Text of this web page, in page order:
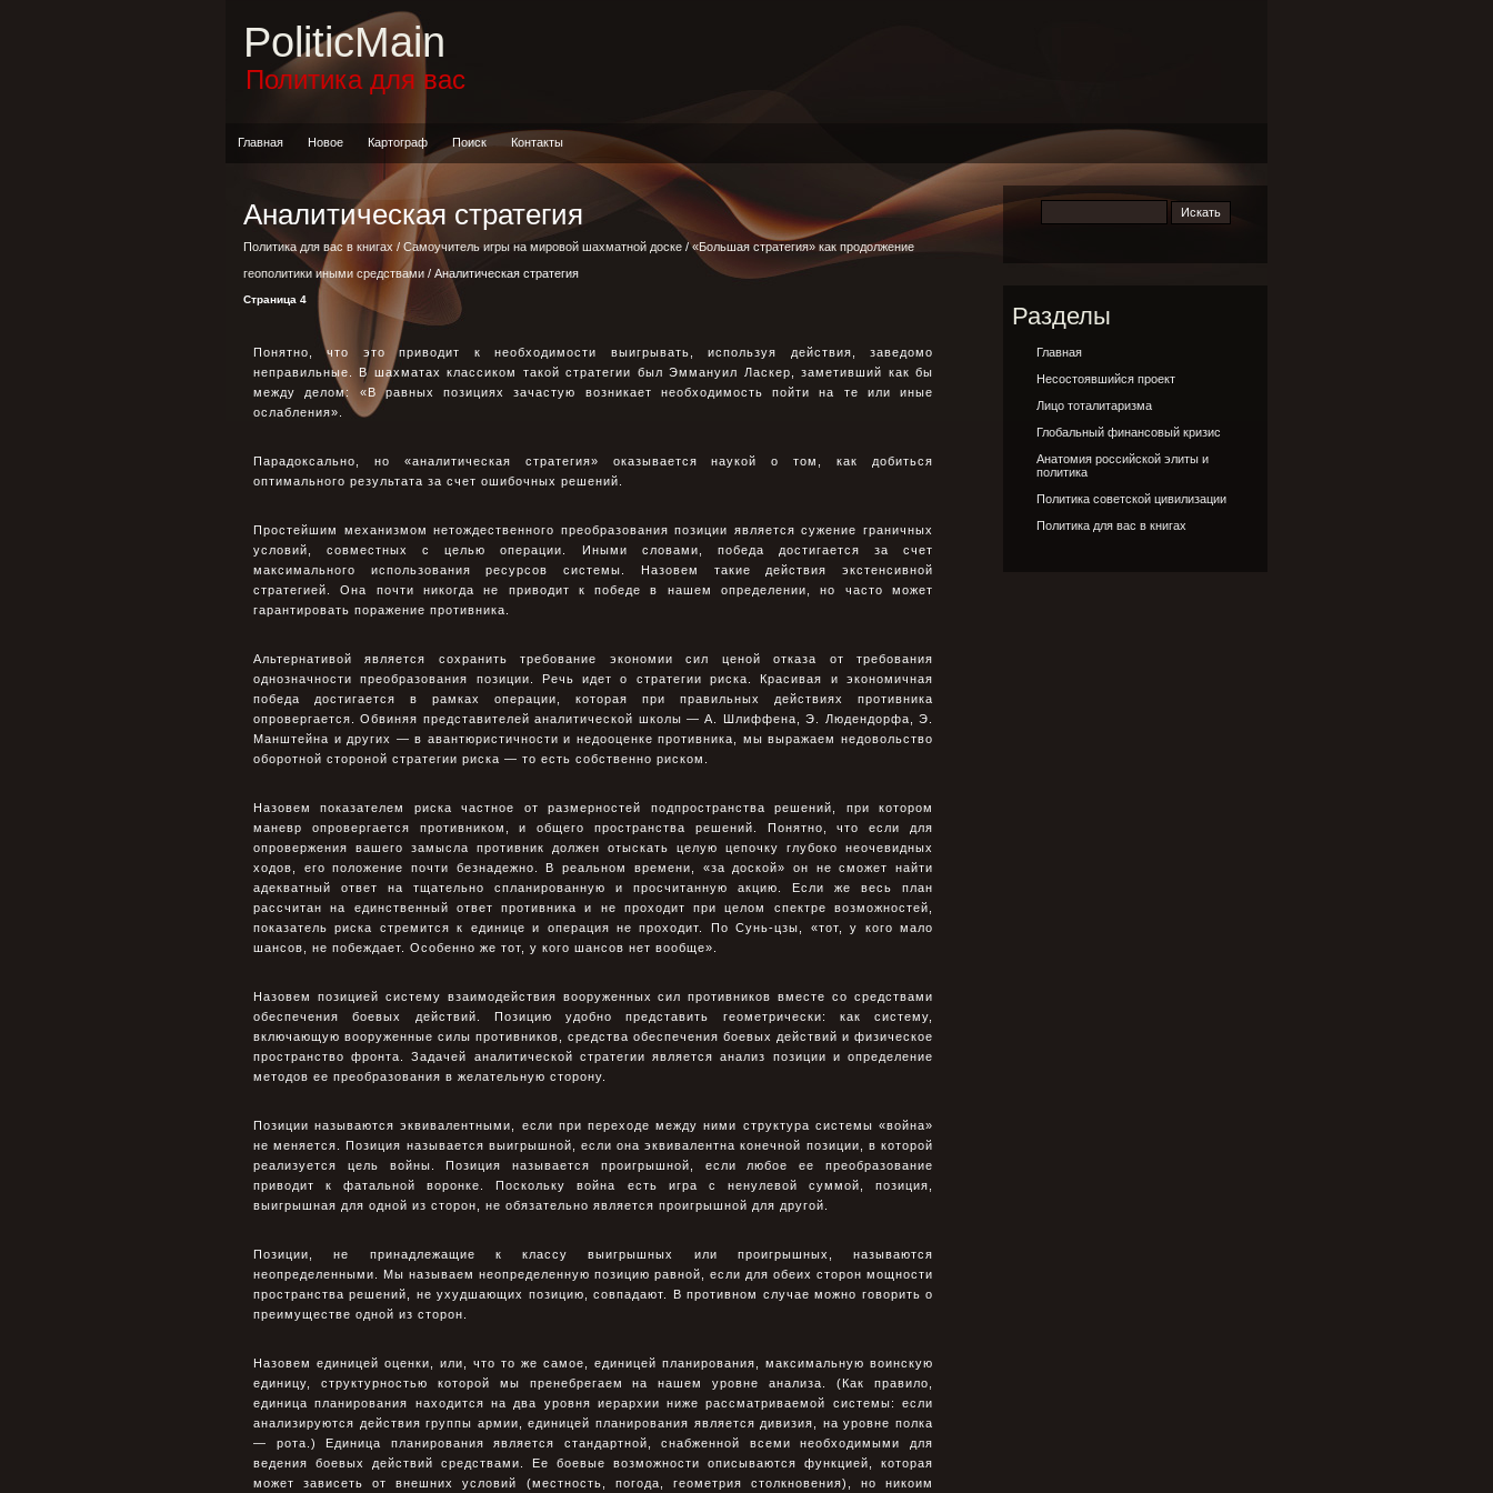
PoliticMain
Политика для вас
Главная Новое Картограф Поиск Контакты
Аналитическая стратегия
Политика для вас в книгах / Самоучитель игры на мировой шахматной доске /«Большая стратегия» как продолжение
геополитики иными средствами / Аналитическая стратегия
Страница 4
Понятно, что это приводит к необходимости выигрывать, используя действия, заведомо
неправильные. В шахматах классиком такой стратегии был Эммануил Ласкер, заметивший как бы
между делом: «В равных позициях зачастую возникает необходимость пойти на те или иные
ослабления».
Парадоксально, но «аналитическая стратегия» оказывается наукой о том, как добиться
оптимального результата за счет ошибочных решений.
Простейшим механизмом нетождественного преобразования позиции является сужение граничных
условий, совместных с целью операции. Иными словами, победа достигается за счет
максимального использования ресурсов системы. Назовем такие действия экстенсивной
стратегией. Она почти никогда не приводит к победе в нашем определении, но часто может
гарантировать поражение противника.
Альтернативой является сохранить требование экономии сил ценой отказа от требования
однозначности преобразования позиции. Речь идет о стратегии риска. Красивая и экономичная
победа достигается в рамках операции, которая при правильных действиях противника
опровергается. Обвиняя представителей аналитической школы — А. Шлиффена, Э. Людендорфа, Э.
Манштейна и других — в авантюристичности и недооценке противника, мы выражаем недовольство
оборотной стороной стратегии риска — то есть собственно риском.
Назовем показателем риска частное от размерностей подпространства решений, при котором
маневр опровергается противником, и общего пространства решений. Понятно, что если для
опровержения вашего замысла противник должен отыскать целую цепочку глубоко неочевидных
ходов, его положение почти безнадежно. В реальном времени, «за доской» он не сможет найти
адекватный ответ на тщательно спланированную и просчитанную акцию. Если же весь план
рассчитан на единственный ответ противника и не проходит при целом спектре возможностей,
показатель риска стремится к единице и операция не проходит. По Сунь-цзы, «тот, у кого мало
шансов, не побеждает. Особенно же тот, у кого шансов нет вообще».
Назовем позицией систему взаимодействия вооруженных сил противников вместе со средствами
обеспечения боевых действий. Позицию удобно представить геометрически: как систему,
включающую вооруженные силы противников, средства обеспечения боевых действий и физическое
пространство фронта. Задачей аналитической стратегии является анализ позиции и определение
методов ее преобразования в желательную сторону.
Позиции называются эквивалентными, если при переходе между ними структура системы «война»
не меняется. Позиция называется выигрышной, если она эквивалентна конечной позиции, в которой
реализуется цель войны. Позиция называется проигрышной, если любое ее преобразование
приводит к фатальной воронке. Поскольку война есть игра с ненулевой суммой, позиция,
выигрышная для одной из сторон, не обязательно является проигрышной для другой.
Позиции, не принадлежащие к классу выигрышных или проигрышных, называются
неопределенными. Мы называем неопределенную позицию равной, если для обеих сторон мощности
пространства решений, не ухудшающих позицию, совпадают. В противном случае можно говорить о
преимуществе одной из сторон.
Назовем единицей оценки, или, что то же самое, единицей планирования, максимальную воинскую
единицу, структурностью которой мы пренебрегаем на нашем уровне анализа. (Как правило,
единица планирования находится на два уровня иерархии ниже рассматриваемой системы: если
анализируются действия группы армии, единицей планирования является дивизия, на уровне полка
— рота.) Единица планирования является стандартной, снабженной всеми необходимыми для
ведения боевых действий средствами. Ее боевые возможности описываются функцией, которая
может зависеть от внешних условий (местность, погода, геометрия столкновения), но никоим
Разделы
Главная
Несостоявшийся проект
Лицо тоталитаризма
Глобальный финансовый кризис
Анатомия российской элиты и
политика
Политика советской цивилизации
Политика для вас в книгах